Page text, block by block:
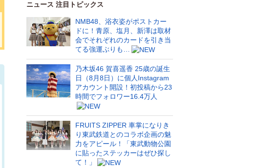
ニュース 注目トピックス
NMB48、浴衣姿がポストカー
ドに！青原、塩月、新澤は取材
会でそれぞれのカードを引き当
てる強運ぶりも…
乃木坂46 賀喜遥香 25歳の誕生
日（8月8日）に個人Instagram
アカウント開設！初投稿から23
時間でフォロワー16.4万人
FRUITS ZIPPER 車掌になりき
り東武鉄道とのコラボ企画の魅
力をアピール！「東武動物公園
に貼ったステッカーはぜひ探し
て！」